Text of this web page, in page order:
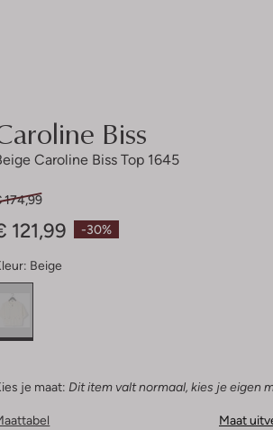
Biss
Caroline Biss Top 1645
-30%
174,99
121,99
Beige
je maat: Dit item valt normaal, kies je eigen
Maat